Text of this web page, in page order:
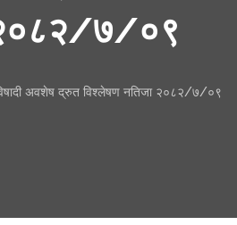
७/०९
अवशेष द्रुत विश्लेषण नतिजा २०८२/७/०९